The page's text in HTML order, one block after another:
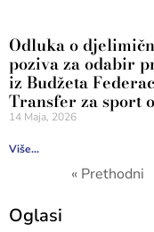
Odluka o
poziva za odabir
iz Budžeta
Transfer za sport
14 Maja, 2026
Više...
« Prethodni
Oglasi